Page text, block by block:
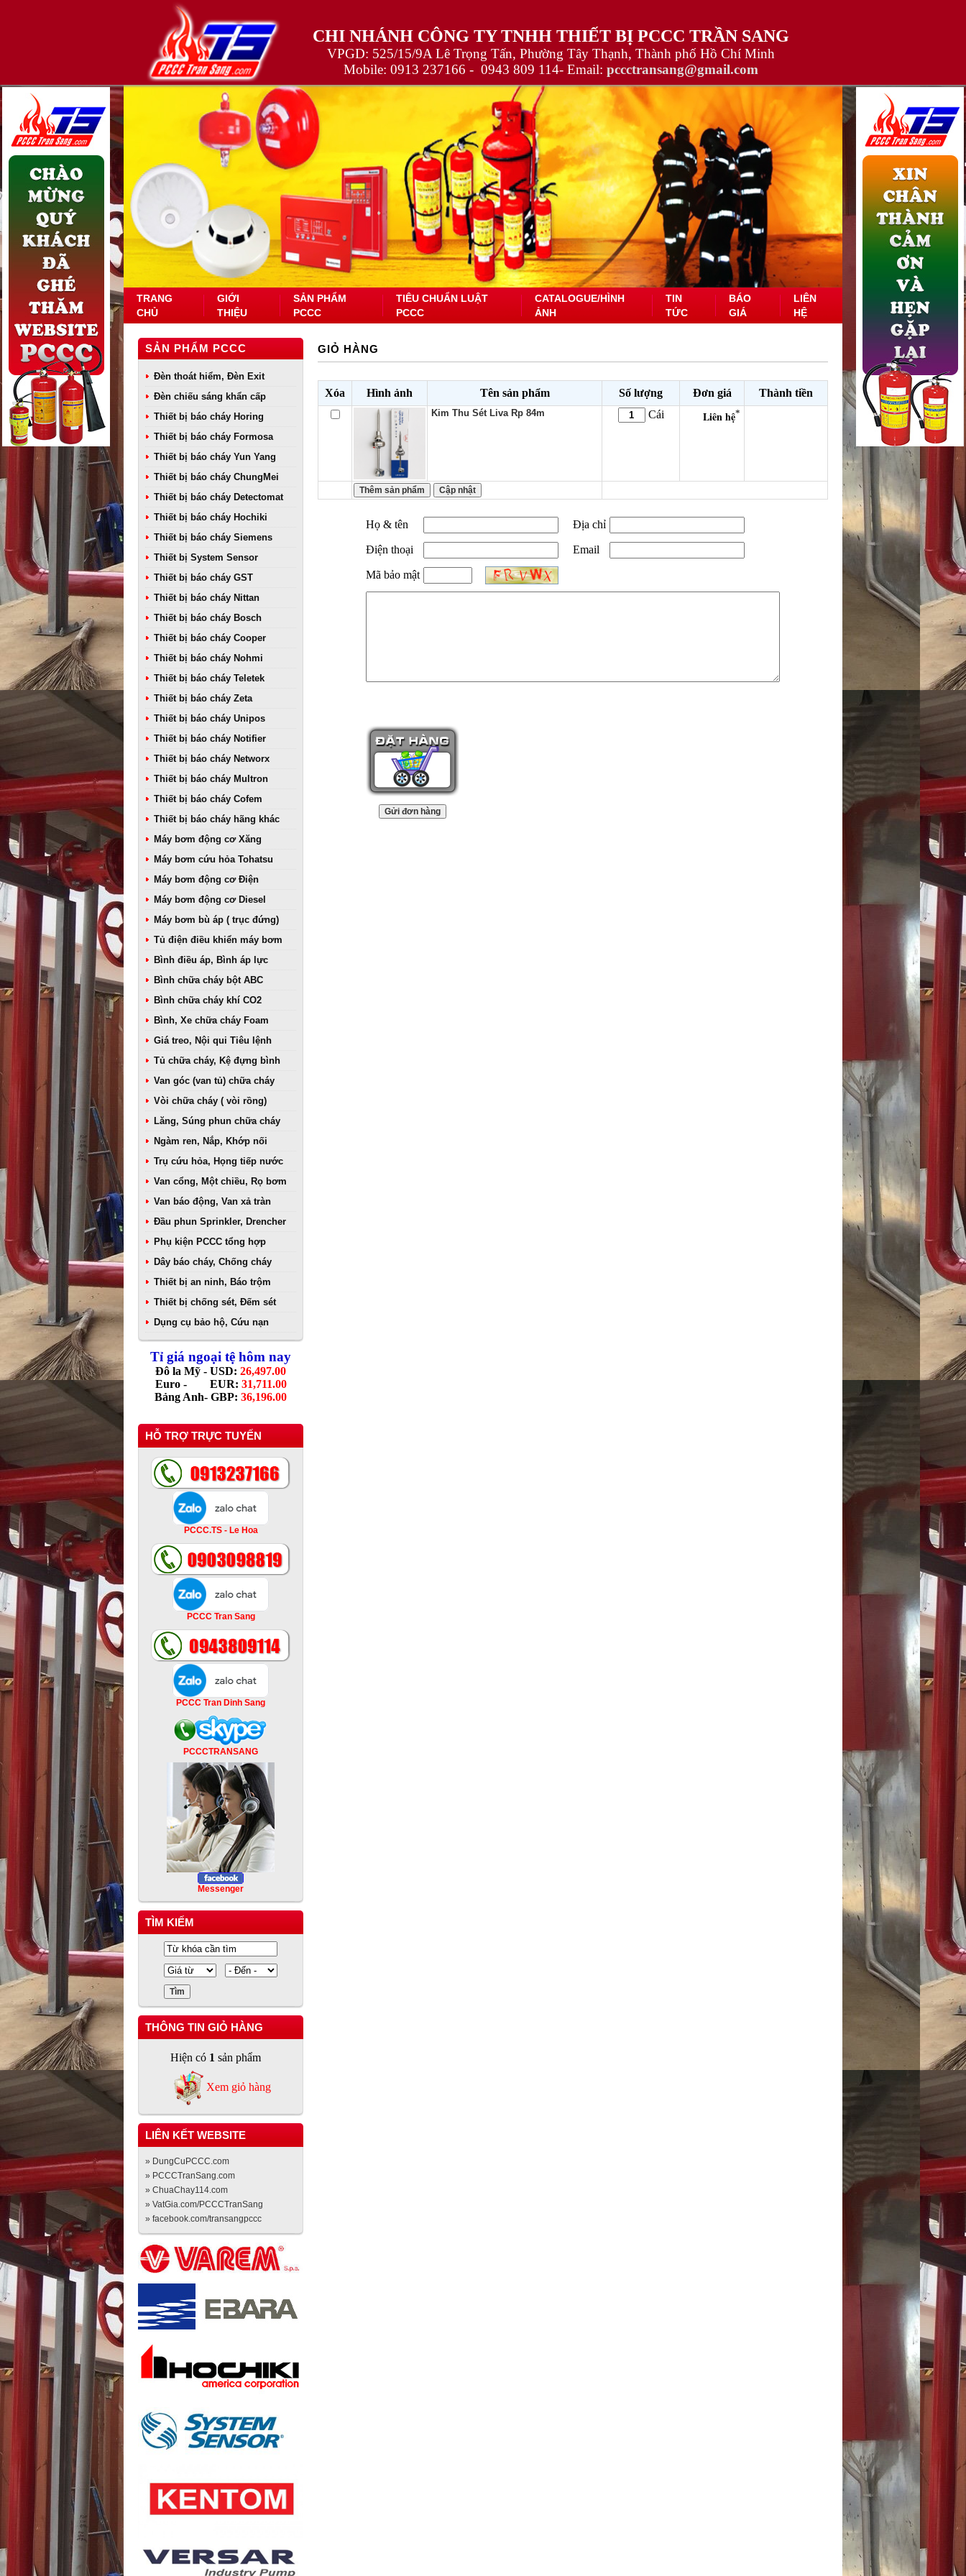
CHI NHÁNH CÔNG TY TNHH THIẾT BỊ PCCC TRẦN SANG
VPGD: 525/15/9A Lê Trọng Tấn, Phường Tây Thạnh, Thành phố Hồ Chí Minh
Mobile: 0913 237166 - 0943 809 114- Email: pccctransang@gmail.com
TRANG
CHỦ
GIỚI
THIỆU
SẢN PHẨM
PCCC
TIÊU CHUẨN LUẬT
PCCC
CATALOGUE/HÌNH
ẢNH
TIN
TỨC
BÁO
GIÁ
LIÊN
HỆ
SẢN PHẨM PCCC
Đèn thoát hiểm, Đèn Exit
Đèn chiếu sáng khẩn cấp
Thiết bị báo cháy Horing
Thiết bị báo cháy Formosa
Thiết bị báo cháy Yun Yang
Thiết bị báo cháy ChungMei
Thiết bị báo cháy Detectomat
Thiết bị báo cháy Hochiki
Thiết bị báo cháy Siemens
Thiết bị System Sensor
Thiết bị báo cháy GST
Thiết bị báo cháy Nittan
Thiết bị báo cháy Bosch
Thiết bị báo cháy Cooper
Thiết bị báo cháy Nohmi
Thiết bị báo cháy Teletek
Thiết bị báo cháy Zeta
Thiết bị báo cháy Unipos
Thiết bị báo cháy Notifier
Thiết bị báo cháy Networx
Thiết bị báo cháy Multron
Thiết bị báo cháy Cofem
Thiết bị báo cháy hãng khác
Máy bơm động cơ Xăng
Máy bơm cứu hỏa Tohatsu
Máy bơm động cơ Điện
Máy bơm động cơ Diesel
Máy bơm bù áp ( trục đứng)
Tủ điện điều khiển máy bơm
Bình điều áp, Bình áp lực
Bình chữa cháy bột ABC
Bình chữa cháy khí CO2
Bình, Xe chữa cháy Foam
Giá treo, Nội qui Tiêu lệnh
Tủ chữa cháy, Kệ đựng bình
Van góc (van tủ) chữa cháy
Vòi chữa cháy ( vòi rồng)
Lăng, Súng phun chữa cháy
Ngàm ren, Nắp, Khớp nối
Trụ cứu hỏa, Họng tiếp nước
Van cổng, Một chiều, Rọ bơm
Van báo động, Van xả tràn
Đầu phun Sprinkler, Drencher
Phụ kiện PCCC tổng hợp
Dây báo cháy, Chống cháy
Thiết bị an ninh, Báo trộm
Thiết bị chống sét, Đếm sét
Dụng cụ bảo hộ, Cứu nạn
Tỉ giá ngoại tệ hôm nay
Đô la Mỹ - USD: 26,497.00
Euro - EUR: 31,711.00
Bảng Anh- GBP: 36,196.00
HỖ TRỢ TRỰC TUYẾN
PCCC.TS - Le Hoa
PCCC Tran Sang
PCCC Tran Dinh Sang
PCCCTRANSANG
Messenger
TÌM KIẾM
THÔNG TIN GIỎ HÀNG
Hiện có 1 sản phẩm
Xem giỏ hàng
LIÊN KẾT WEBSITE
» DungCuPCCC.com
» PCCCTranSang.com
» ChuaChay114.com
» VatGia.com/PCCCTranSang
» facebook.com/transangpccc
GIỎ HÀNG
Xóa Hình ảnh Tên sản phẩm Số lượng Đơn giá Thành tiền
Kim Thu Sét Liva Rp 84m Cái Liên hệ*
Họ & tên Địa chỉ
Điện thoại Email
Mã bảo mật